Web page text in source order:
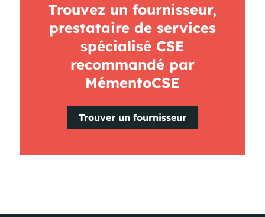
Trouvez un fournisseur,
prestataire de services
spécialisé CSE
recommandé par
MémentoCSE
Trouver un fournisseur